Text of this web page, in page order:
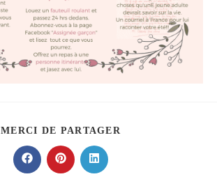
MERCI DE PARTAGER
Ouvrir
dans
Ouvrir
dans
Ouvrir
dans